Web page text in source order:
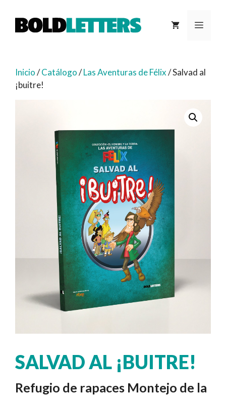
contenido
Inicio/Catálogo/Las Aventuras de Félix/ Salvad al
¡buitre!
SALVAD AL ¡BUITRE!
Refugio de rapaces Montejo de la